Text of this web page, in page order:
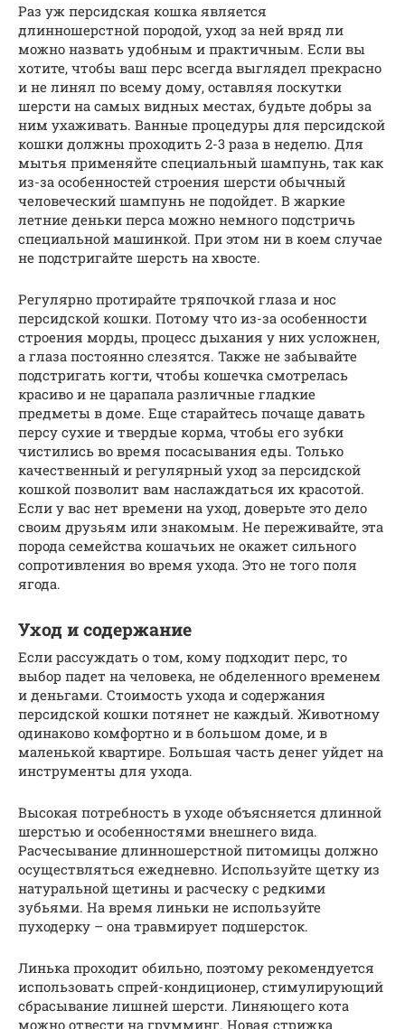
Раз уж персидская кошка является
длинношерстной породой, уход за ней вряд ли
можно назвать удобным и практичным. Если вы
хотите, чтобы ваш перс всегда выглядел прекрасно
и не линял по всему дому, оставляя лоскутки
шерсти на самых видных местах, будьте добры за
ним ухаживать. Ванные процедуры для персидской
кошки должны проходить 2-3 раза в неделю. Для
мытья применяйте специальный шампунь, так как
из-за особенностей строения шерсти обычный
человеческий шампунь не подойдет. В жаркие
летние деньки перса можно немного подстричь
специальной машинкой. При этом ни в коем случае
не подстригайте шерсть на хвосте.
Регулярно протирайте тряпочкой глаза и нос
персидской кошки. Потому что из-за особенности
строения морды, процесс дыхания у них усложнен,
а глаза постоянно слезятся. Также не забывайте
подстригать когти, чтобы кошечка смотрелась
красиво и не царапала различные гладкие
предметы в доме. Еще старайтесь почаще давать
персу сухие и твердые корма, чтобы его зубки
чистились во время посасывания еды. Только
качественный и регулярный уход за персидской
кошкой позволит вам наслаждаться их красотой.
Если у вас нет времени на уход, доверьте это дело
своим друзьям или знакомым. Не переживайте, эта
порода семейства кошачьих не окажет сильного
сопротивления во время ухода. Это не того поля
ягода.
Уход и содержание
Если рассуждать о том, кому подходит перс, то
выбор падет на человека, не обделенного временем
и деньгами. Стоимость ухода и содержания
персидской кошки потянет не каждый. Животному
одинаково комфортно и в большом доме, и в
маленькой квартире. Большая часть денег уйдет на
инструменты для ухода.
Высокая потребность в уходе объясняется длинной
шерстью и особенностями внешнего вида.
Расчесывание длинношерстной питомицы должно
осуществляться ежедневно. Используйте щетку из
натуральной щетины и расческу с редкими
зубьями. На время линьки не используйте
пуходерку – она травмирует подшерсток.
Линька проходит обильно, поэтому рекомендуется
использовать спрей-кондиционер, стимулирующий
сбрасывание лишней шерсти. Линяющего кота
можно отвести на грумминг. Новая стрижка